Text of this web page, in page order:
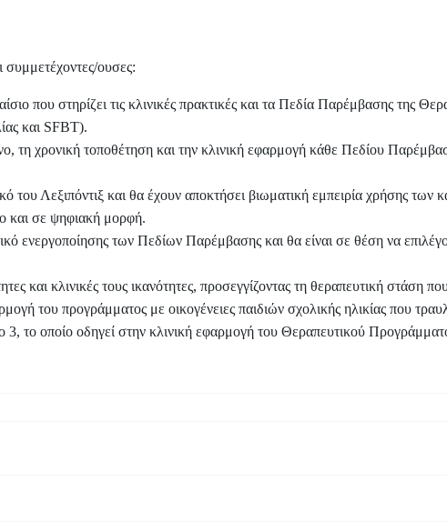
ουσες:
που στηρίζει τις κλινικές πρακτικές και τα Πεδία Παρέμβασης της
και SFBT).
τη χρονική τοποθέτηση και την κλινική εφαρμογή κάθε Πεδίου
του Λεξιπόντιξ και θα έχουν αποκτήσει βιωματική εμπειρία χρήσης των
και σε ψηφιακή μορφή.
ενεργοποίησης των Πεδίων Παρέμβασης και θα είναι σε θέση να
και κλινικές τους ικανότητες, προσεγγίζοντας τη θεραπευτική στάση
του προγράμματος με οικογένειες παιδιών σχολικής ηλικίας που
3, το οποίο οδηγεί στην κλινική εφαρμογή του Θεραπευτικού